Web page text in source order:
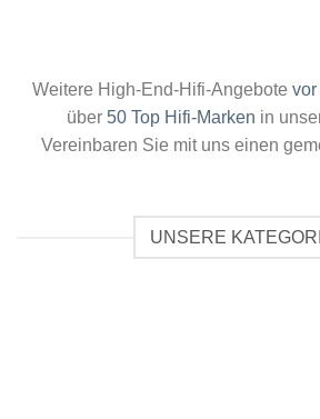
Weitere High-End-Hifi-Angebote vor
über 50 Top Hifi-Marken in
Vereinbaren Sie mit uns einen
UNSERE